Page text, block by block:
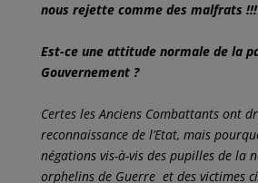
nous rejette comme des malfrats !!!
Est-ce une attitude normale de la
Gouvernement ?
Certes les Anciens Combattants ont
reconnaissance de l’Etat, mais
négations vis-à-vis des pupilles de la
orphelins de Guerre et des victimes